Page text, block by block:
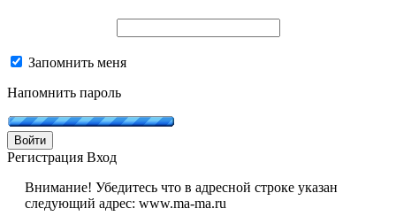
Запомнить меня
Напомнить пароль
Войти
Регистрация Вход
Внимание! Убедитесь что в адресной строке указан
следующий адрес: www.ma-ma.ru